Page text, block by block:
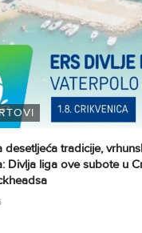
desetljeća tradicije,
Divlja liga ove subote u